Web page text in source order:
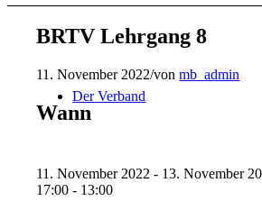
Der Verband
BRTV Lehrgang 8
11. November 2022/vonmb_admin
Wann
11. November 2022 - 13. November
17:00 - 13:00